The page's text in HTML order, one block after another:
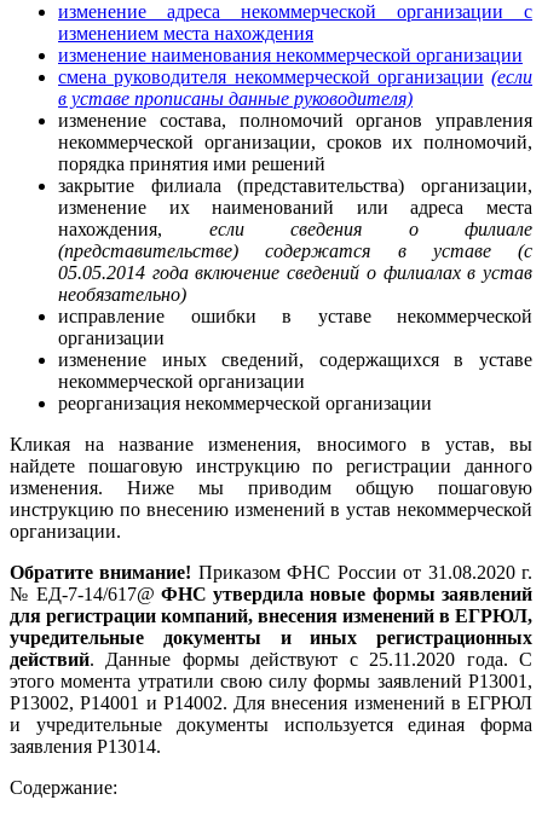
изменение адреса некоммерческой организации с
изменением места нахождения
изменение наименования некоммерческой организации
смена руководителя некоммерческой организации (если
в уставе прописаны данные руководителя)
изменение состава, полномочий органов управления
некоммерческой организации, сроков их полномочий,
порядка принятия ими решений
закрытие филиала (представительства) организации,
изменение их наименований или адреса места
нахождения, если сведения о филиале
(представительстве) содержатся в уставе (с
05.05.2014 года включение сведений о филиалах в устав
необязательно)
исправление ошибки в уставе некоммерческой
организации
изменение иных сведений, содержащихся в уставе
некоммерческой организации
реорганизация некоммерческой организации
Кликая на название изменения, вносимого в устав, вы
найдете пошаговую инструкцию по регистрации данного
изменения. Ниже мы приводим общую пошаговую
инструкцию по внесению изменений в устав некоммерческой
организации.
Обратите внимание! Приказом ФНС России от 31.08.2020 г.
№ ЕД-7-14/617@ ФНС утвердила новые формы заявлений
для регистрации компаний, внесения изменений в ЕГРЮЛ,
учредительные документы и иных регистрационных
действий. Данные формы действуют с 25.11.2020 года. С
этого момента утратили свою силу формы заявлений Р13001,
Р13002, Р14001 и Р14002. Для внесения изменений в ЕГРЮЛ
и учредительные документы используется единая форма
заявления Р13014.
Содержание: